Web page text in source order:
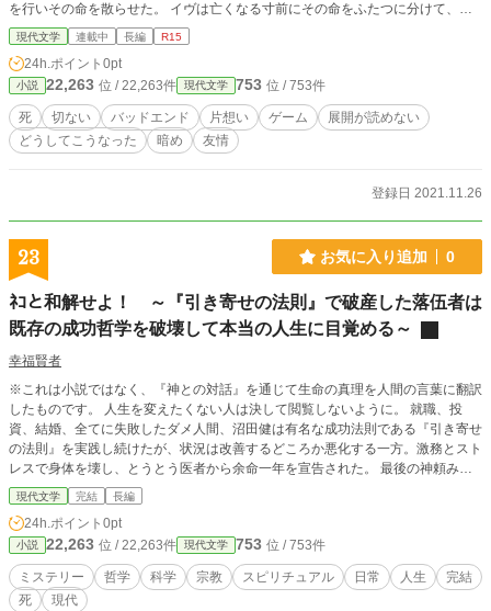
を行いその命を散らせた。 イヴは亡くなる寸前にその命をふたつに分けて、再
びこの世界に生まれ落ちた。 「おやすみ、イヴ。 また巡り合おうね。」 これは
僕が再びイヴと出逢う為に、ふたつに分かれてしまった彼女をひとつにする物
語。
現代文学 連載中 長編 R15
24h.ポイント 0pt
小説 22,263 位 / 22,263件 現代文学 753 位 / 753件
死 切ない バッドエンド 片想い ゲーム
展開が読めない
どうしてこうなった
暗め 友情
登録日 2021.11.26
23 お気に入り追加 0
ﾈｺと和解せよ！ ～『引き寄せの法則』で破産した落伍者は
既存の成功哲学を破壊して本当の人生に目覚める～
幸福賢者
※これは小説ではなく、『神との対話』を通じて生命の真理を人間の言葉に翻訳
したものです。 人生を変えたくない人は決して閲覧しないように。 就職、投
資、結婚、全てに失敗したダメ人間、沼田健は有名な成功法則である『引き寄せ
の法則』を実践し続けたが、状況は改善するどころか悪化する一方。激務とスト
レスで身体を壊し、とうとう医者から余命一年を宣告された。 最後の神頼みと
して訪れた神社で不思議なﾈｺと出会い、神託を告げられる。 「お主に本当の引
き寄せと宇宙の真理を教えてやろう。ただし、これを知れば二度と元の生活に戻
ることはできない」
現代文学 完結 長編
24h.ポイント 0pt
小説 22,263 位 / 22,263件 現代文学 753 位 / 753件
ミステリー 哲学 科学 宗教 スピリチュアル 日常 人生
完結
死
現代